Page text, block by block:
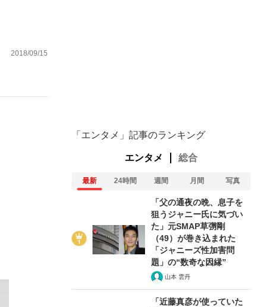
2018/09/15
「エンタメ」記事のランキング
エンタメ 総合
最新 24時間 週間 月間 写真
「父の通夜の晩、息子を
狙うジャニー氏に気づい
た」元SMAP草彅剛
（49）が巻き込まれた
「ジャニーズ性加害問
題」の“数奇な因縁”
山本 雲丹
「近藤真彦が使っていた